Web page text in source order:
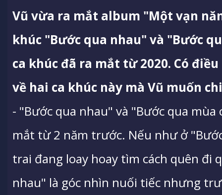
Vũ vừa ra mắt album "Một vạn
khúc "Bước qua nhau" và "Bước
ca khúc đã ra mắt từ 2020. Có
về hai ca khúc này mà Vũ muốn
- "Bước qua nhau" và "Bước qua mùa
mắt từ 2 năm trước. Nếu như ở
trai đang loay hoay tìm cách quên đi
nhau" là góc nhìn nuối tiếc nhưng